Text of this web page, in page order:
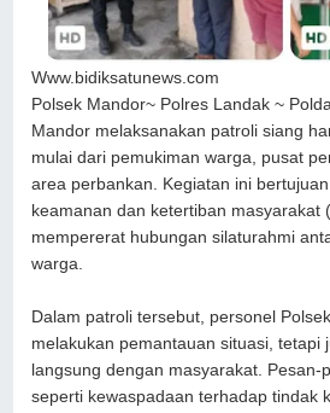
Www.bidiksatunews.com
Polsek Mandor~ Polres Landak ~
Mandor melaksanakan patroli siang
mulai dari pemukiman warga, pusat
area perbankan. Kegiatan ini
keamanan dan ketertiban masyarakat
mempererat hubungan silaturahmi
warga.
Dalam patroli tersebut, personel
melakukan pemantauan situasi, tetapi
langsung dengan masyarakat. Pesan-
seperti kewaspadaan terhadap tindak